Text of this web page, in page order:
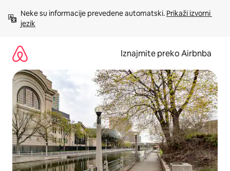
sadržaj
Neke su informacije prevedene automatski. Prikaži izvorni
jezik
Iznajmite preko Airbnba